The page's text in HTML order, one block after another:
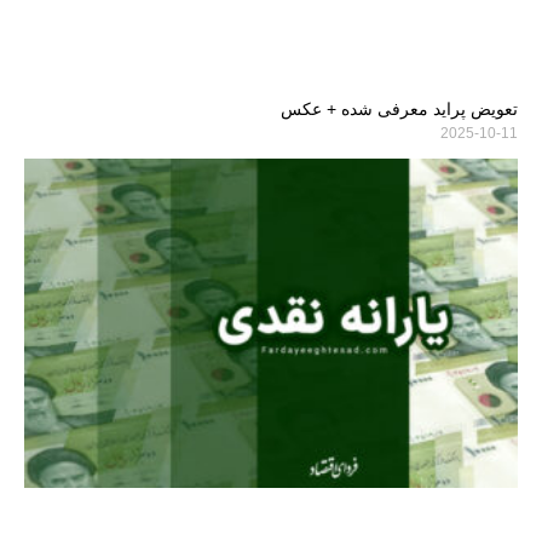
تعویض پراید معرفی شده + عکس
2025-10-11